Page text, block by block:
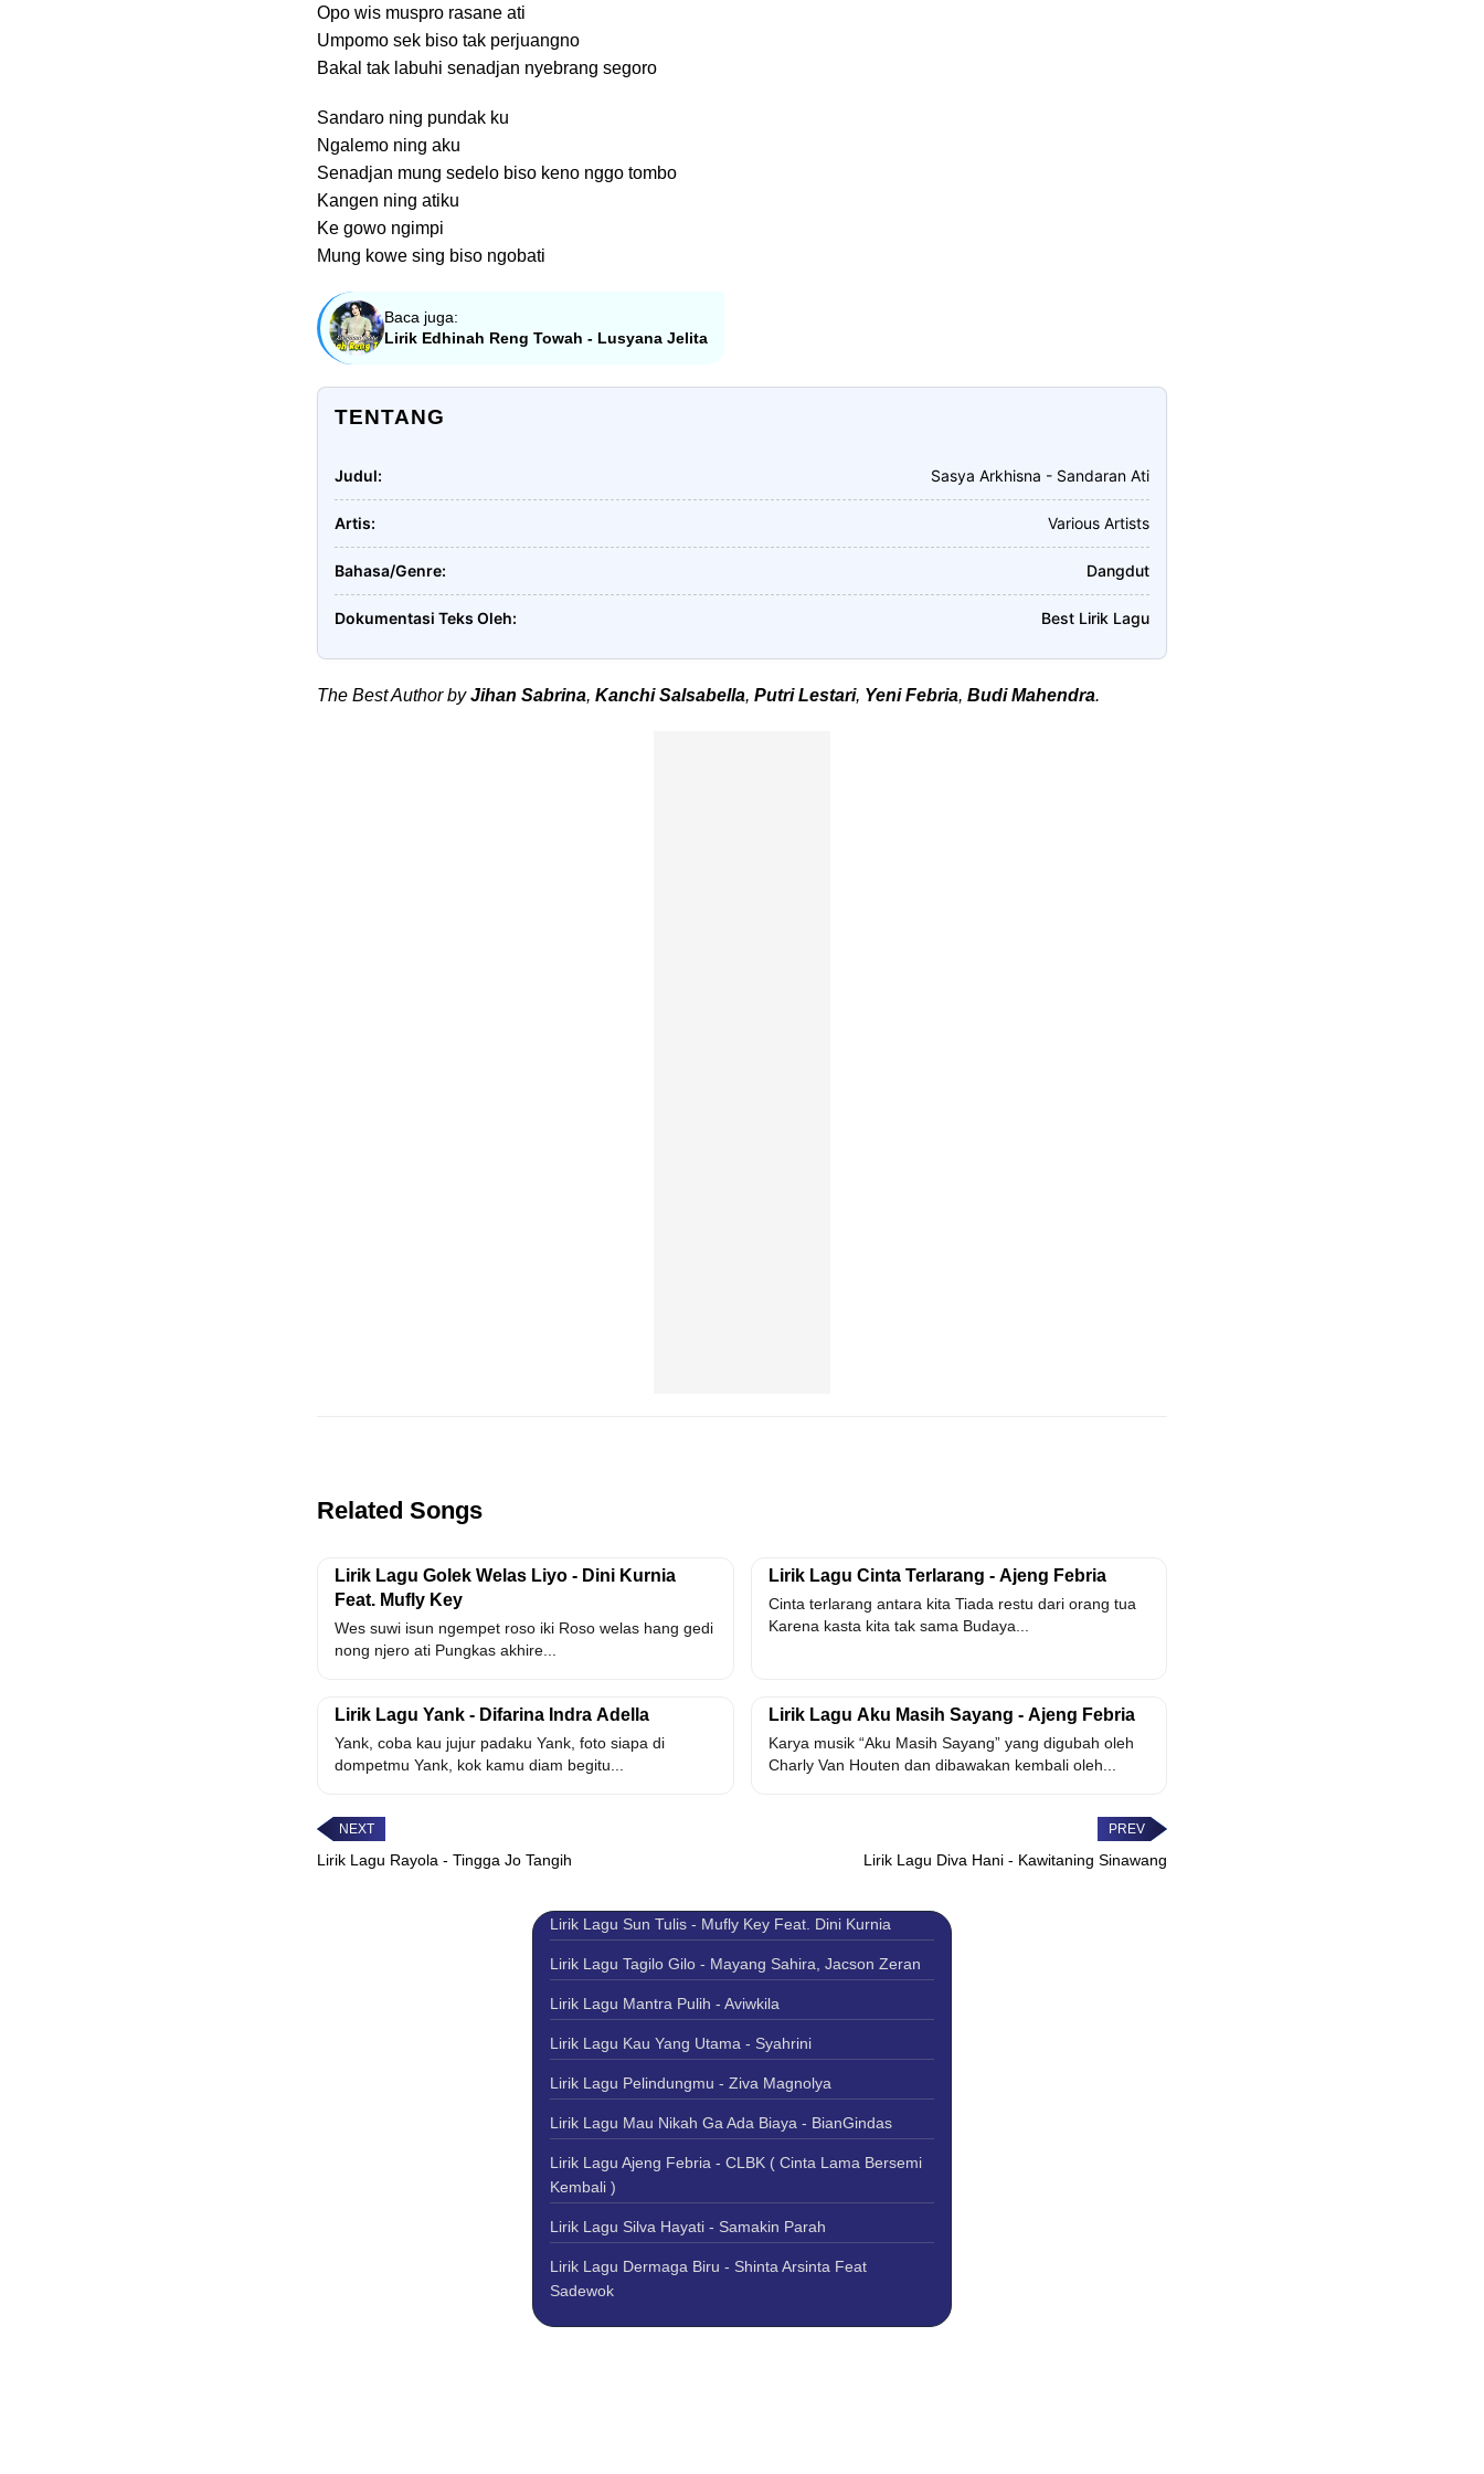
Opo wis muspro rasane ati
Umpomo sek biso tak perjuangno
Bakal tak labuhi senadjan nyebrang segoro
Sandaro ning pundak ku
Ngalemo ning aku
Senadjan mung sedelo biso keno nggo tombo
Kangen ning atiku
Ke gowo ngimpi
Mung kowe sing biso ngobati
Baca juga:
Lirik Edhinah Reng Towah - Lusyana Jelita
TENTANG
Judul Sasya Arkhisna - Sandaran Ati
Artis Various Artists
Bahasa/Genre Dangdut
Dokumentasi Teks Oleh Best Lirik Lagu
The Best Author byJihan Sabrina, Kanchi Salsabella, Putri Lestari, Yeni Febria, Budi Mahendra.
Related Songs
Lirik Lagu Golek Welas Liyo - Dini Kurnia
Feat. Mufly Key
Wes suwi isun ngempet roso iki Roso welas hang gedi
nong njero ati Pungkas akhire...
Lirik Lagu Cinta Terlarang - Ajeng Febria
Cinta terlarang antara kita Tiada restu dari orang tua
Karena kasta kita tak sama Budaya...
Lirik Lagu Yank - Difarina Indra Adella
Yank, coba kau jujur padaku Yank, foto siapa di
dompetmu Yank, kok kamu diam begitu...
Lirik Lagu Aku Masih Sayang - Ajeng Febria
Karya musik “Aku Masih Sayang” yang digubah oleh
Charly Van Houten dan dibawakan kembali oleh...
Lirik Lagu Rayola - Tingga Jo Tangih Lirik Lagu Diva Hani - Kawitaning Sinawang
Lirik Lagu Sun Tulis - Mufly Key Feat. Dini Kurnia
Lirik Lagu Tagilo Gilo - Mayang Sahira, Jacson Zeran
Lirik Lagu Mantra Pulih - Aviwkila
Lirik Lagu Kau Yang Utama - Syahrini
Lirik Lagu Pelindungmu - Ziva Magnolya
Lirik Lagu Mau Nikah Ga Ada Biaya - BianGindas
Lirik Lagu Ajeng Febria - CLBK ( Cinta Lama Bersemi
Kembali )
Lirik Lagu Silva Hayati - Samakin Parah
Lirik Lagu Dermaga Biru - Shinta Arsinta Feat
Sadewok